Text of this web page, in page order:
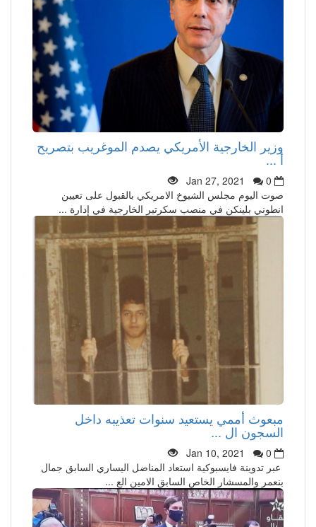
وزير الخارجية الأمريكي يصدم الموغريب بتصريح
أ ...
Jan 27, 2021
0
صوت اليوم مجلس الشيوخ الامريكي بالقبول على تعيين
انطوني بلينكن في منصب سكرتير الخارجية في إدارة ...
مبعوث أممي يستعيد سنوات تعذيبه داخل
السجون ال ...
Jan 10, 2021
0
عبر تدوينة فايسبوكية استعاد المناضل اليساري السابق جمال
بنعمر والمسشار الخاص السابق الامين الع ...